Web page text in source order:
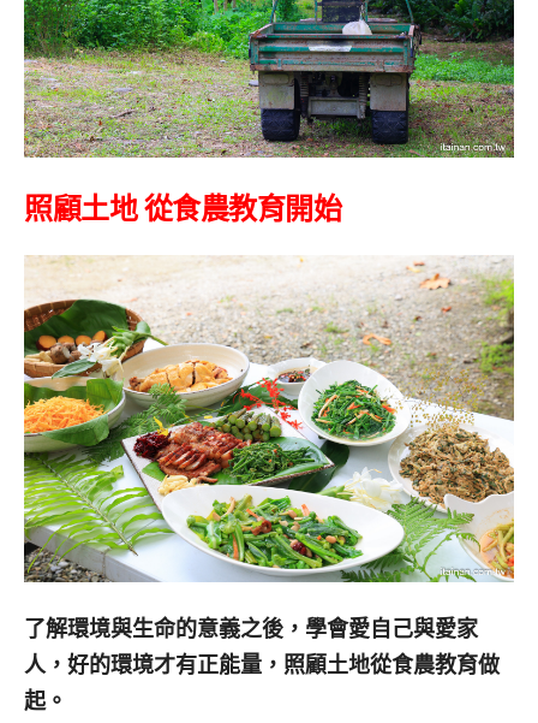
照顧土地從食農教育開始
了解環境與生命的意義之後，學會愛自己與愛家
人，好的環境才有正能量，照顧土地從食農教育做
起。